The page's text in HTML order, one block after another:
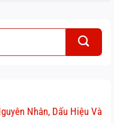
Nhân, Dấu Hiệu Và